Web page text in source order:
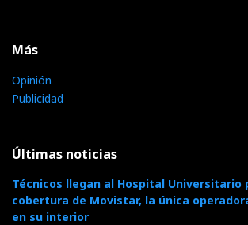
Más
Opinión
Publicidad
Últimas noticias
Técnicos llegan al Hospital Universitario
cobertura de Movistar, la única
en su interior